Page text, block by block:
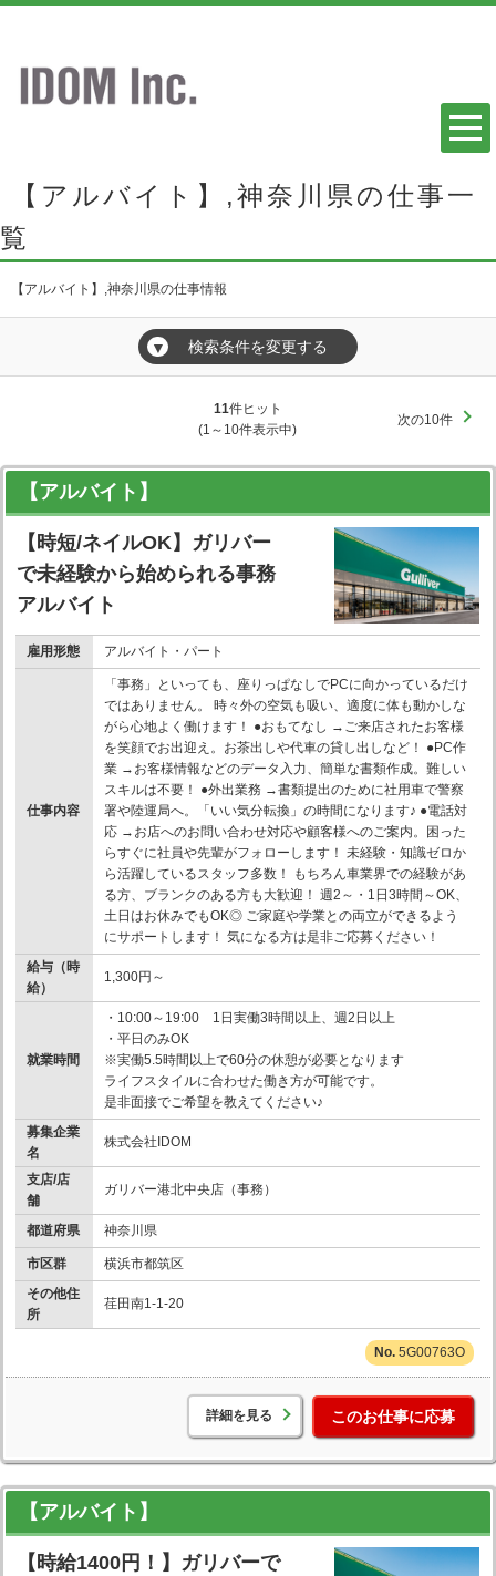
【アルバイト】,神奈川県の仕事一
覧
【アルバイト】,神奈川県の仕事情報
▼ 検索条件を変更する
11件ヒット
(1～10件表示中)
次の10件
【アルバイト】
【時短/ネイルOK】ガリバー
で未経験から始められる事務
アルバイト
雇用形態 アルバイト・パート
仕事内容
「事務」といっても、座りっぱなしでPCに向かっているだけ
ではありません。 時々外の空気も吸い、適度に体も動かしな
がら心地よく働けます！ ●おもてなし →ご来店されたお客様
を笑顔でお出迎え。お茶出しや代車の貸し出しなど！ ●PC作
業 →お客様情報などのデータ入力、簡単な書類作成。難しい
スキルは不要！ ●外出業務 →書類提出のために社用車で警察
署や陸運局へ。「いい気分転換」の時間になります♪ ●電話対
応 →お店へのお問い合わせ対応や顧客様へのご案内。困った
らすぐに社員や先輩がフォローします！ 未経験・知識ゼロか
ら活躍しているスタッフ多数！ もちろん車業界での経験があ
る方、ブランクのある方も大歓迎！ 週2～・1日3時間～OK、
土日はお休みでもOK◎ ご家庭や学業との両立ができるよう
にサポートします！ 気になる方は是非ご応募ください！
給与（時
給）
1,300円～
就業時間
・10:00～19:00 1日実働3時間以上、週2日以上
・平日のみOK
※実働5.5時間以上で60分の休憩が必要となります
ライフスタイルに合わせた働き方が可能です。
是非面接でご希望を教えてください♪
募集企業
名
株式会社IDOM
支店/店
舗
ガリバー港北中央店（事務）
都道府県 神奈川県
市区群
横浜市都筑区
その他住
所
荏田南1-1-20
5G00763O
詳細を見る このお仕事に応募
【アルバイト】
【時給1400円！】ガリバーで